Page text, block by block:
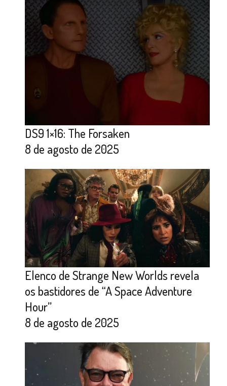
DS9 1×16: The Forsaken
8 de agosto de 2025
Elenco de Strange New Worlds revela
os bastidores de “A Space Adventure
Hour”
8 de agosto de 2025